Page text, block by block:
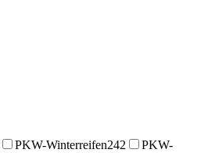
PKW-Winterreifen242
PKW-